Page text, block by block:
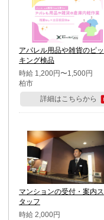
アパレル用品や雑貨のピッ
キング検品
時給 1,200円〜1,500円
柏市
詳細はこちらから
マンションの受付・案内ス
タッフ
時給 2,000円